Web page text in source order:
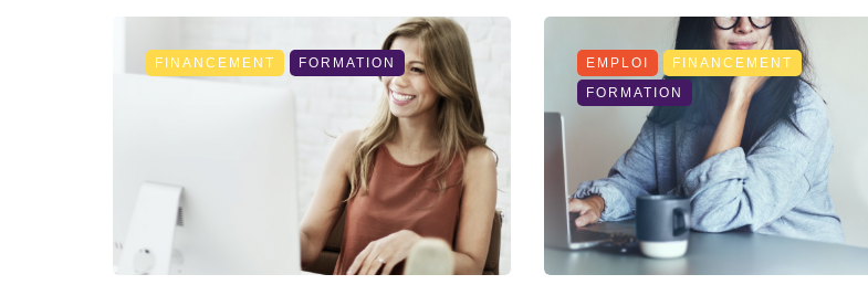
FINANCEMENT FORMATION EMPLOI
FINANCEMENT
FORMATION